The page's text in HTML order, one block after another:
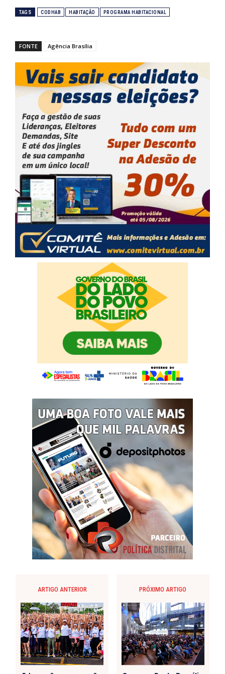
TAGS CODHAB HABITAÇÃO PROGRAMA HABITACIONAL
FONTE Agência Brasília
ARTIGO ANTERIOR PRÓXIMO ARTIGO